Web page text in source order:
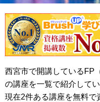
西宮市で開講しているFP
の講座を一覧で紹介してい
現在2件ある講座を無料で